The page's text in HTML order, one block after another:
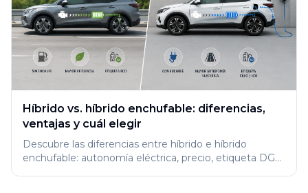
Híbrido vs. híbrido enchufable: diferencias,
ventajas y cuál elegir
Descubre las diferencias entre híbrido e híbrido
enchufable: autonomía eléctrica, precio, etiqueta DGT